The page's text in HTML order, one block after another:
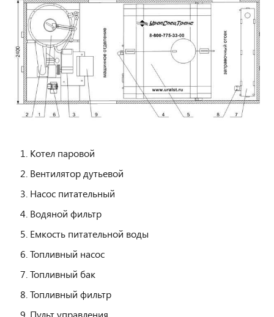
Котел паровой
Вентилятор дутьевой
Насос питательный
Водяной фильтр
Емкость питательной воды
Топливный насос
Топливный бак
Топливный фильтр
Пульт управления